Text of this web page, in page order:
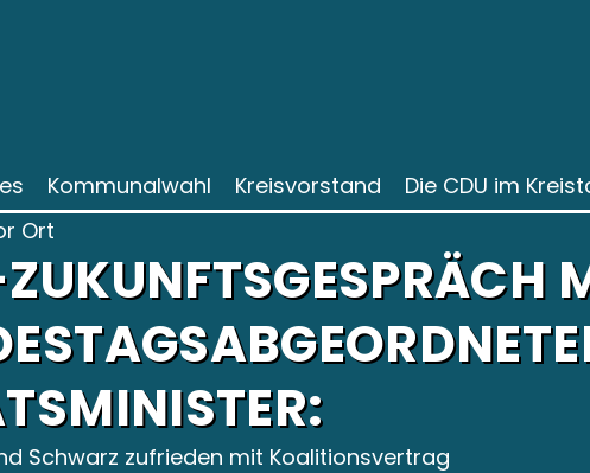
Kommunalwahl Kreisvorstand Die CDU im
Ort
Schwarz zufrieden mit Koalitionsvertrag